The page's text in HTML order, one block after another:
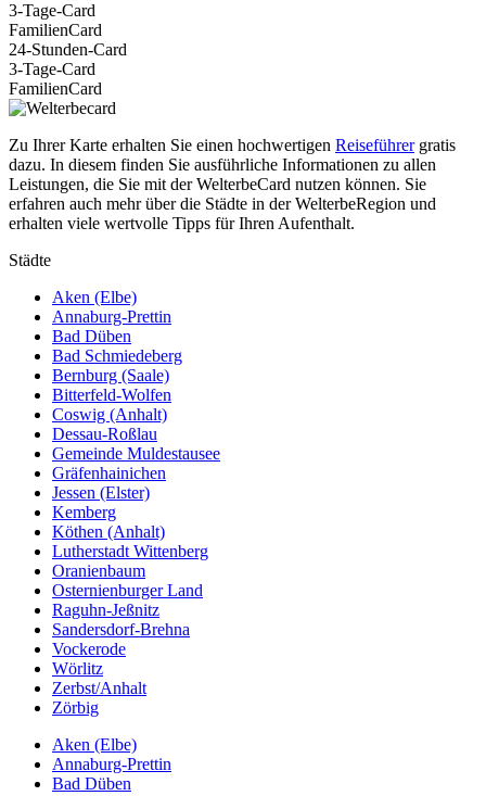
3-Tage-Card
FamilienCard
24-Stunden-Card
3-Tage-Card
FamilienCard
Zu Ihrer Karte erhalten Sie einen hochwertigen Reiseführergratis
dazu. In diesem finden Sie ausführliche Informationen zu allen
Leistungen, die Sie mit der WelterbeCard nutzen können. Sie
erfahren auch mehr über die Städte in der WelterbeRegion und
erhalten viele wertvolle Tipps für Ihren Aufenthalt.
Städte
Aken (Elbe)
Annaburg-Prettin
Bad Düben
Bad Schmiedeberg
Bernburg (Saale)
Bitterfeld-Wolfen
Coswig (Anhalt)
Dessau-Roßlau
Gemeinde Muldestausee
Gräfenhainichen
Jessen (Elster)
Kemberg
Köthen (Anhalt)
Lutherstadt Wittenberg
Oranienbaum
Osternienburger Land
Raguhn-Jeßnitz
Sandersdorf-Brehna
Vockerode
Wörlitz
Zerbst/Anhalt
Zörbig
Aken (Elbe)
Annaburg-Prettin
Bad Düben